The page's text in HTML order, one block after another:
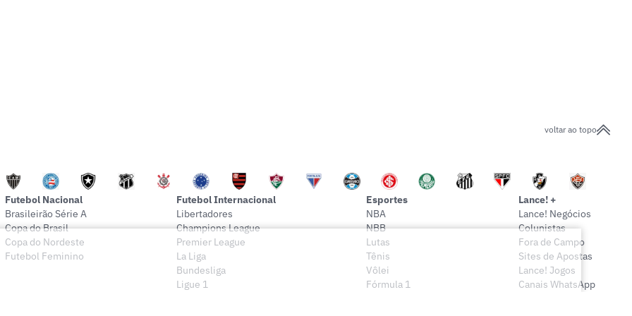
voltar ao topo
Futebol Nacional
Brasileirão Série A
Copa do Brasil
Copa do Nordeste
Futebol Feminino
Futebol Internacional
Libertadores
Champions League
Premier League
La Liga
Bundesliga
Ligue 1
Esportes
NBA
NBB
Lutas
Tênis
Vôlei
Fórmula 1
Lance! +
Lance! Negócios
Colunistas
Fora de Campo
Sites de Apostas
Lance! Jogos
Canais WhatsApp